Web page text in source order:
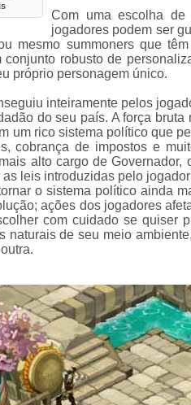
Com uma escolha
jogadores podem ser
mesmo summoners que
conjunto robusto de
próprio personagem único.
inteiramente pelos
do seu país. A força
um rico sistema político que
cobrança de impostos e
alto cargo de Governador,
leis introduzidas pelo
o sistema político ainda
ações dos jogadores
com cuidado se quiser
naturais de seu meio